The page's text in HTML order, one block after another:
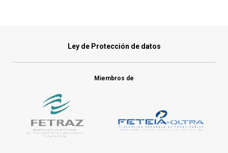
Ley de Protección de datos
Miembros de